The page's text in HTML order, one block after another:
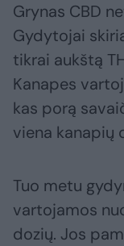
Grynas CBD
Gydytojai
tikrai aukštą
Kanapes
kas porą
viena kanapių
Tuo metu
vartojamos
dozių. Jos